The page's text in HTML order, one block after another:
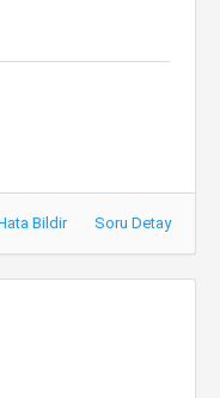
Bildir Soru Detay